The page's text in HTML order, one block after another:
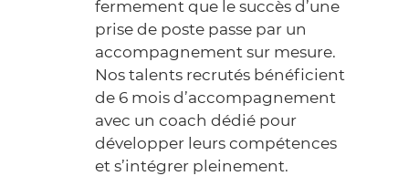
fermement que le succès d’une
prise de poste passe par un
accompagnement sur mesure.
Nos talents recrutés bénéficient
de 6 mois d’accompagnement
avec un coach dédié pour
développer leurs compétences
et s’intégrer pleinement.